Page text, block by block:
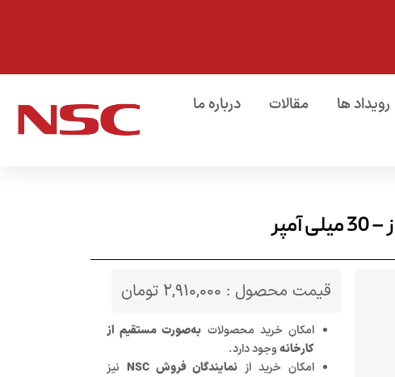
رویداد ها مقالات
درباره ما
قیمت محصول : 2,910,000 تومان
امکان خرید محصولات به‌صورت مستقیم از
کارخانهوجود دارد.
امکان خرید از نمایندگان فروش NSC
نیز